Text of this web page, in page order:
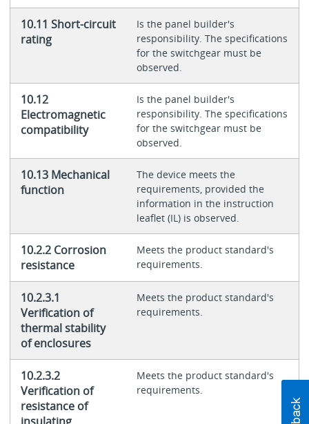
10.11 Short-circuit
rating
Is the panel builder's
responsibility. The specifications
for the switchgear must be
observed.
10.12
Electromagnetic
compatibility
Is the panel builder's
responsibility. The specifications
for the switchgear must be
observed.
10.13 Mechanical
function
The device meets the
requirements, provided the
information in the instruction
leaflet (IL) is observed.
10.2.2 Corrosion
resistance
Meets the product standard's
requirements.
10.2.3.1
Verification of
thermal stability
of enclosures
Meets the product standard's
requirements.
10.2.3.2
Verification of
resistance of
Meets the product standard's
requirements.